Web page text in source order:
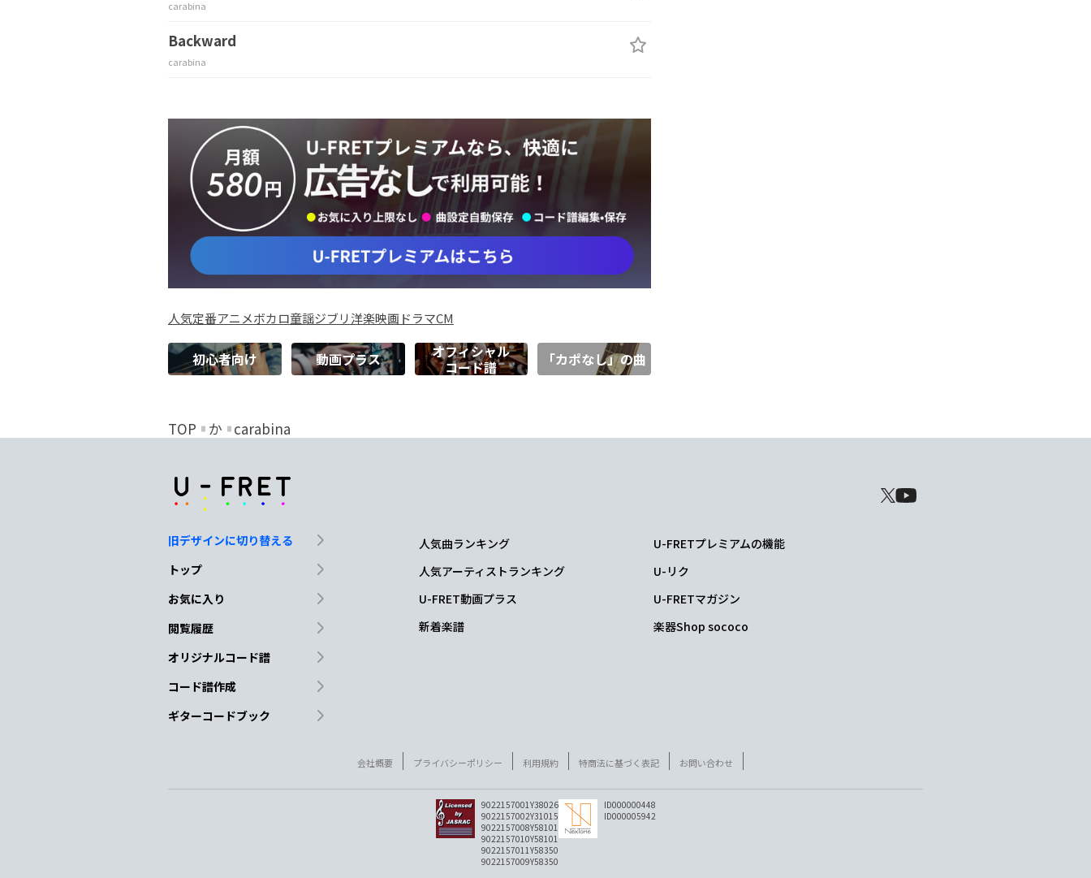
carabina
Backward
carabina
人気定番アニメボカロ童謡ジブリ洋楽映画ドラマCM
初心者向け 動画プラス
オフィシャル
コード譜
「カポなし」の曲
TOP か carabina
旧デザインに切り替える
トップ
お気に入り
閲覧履歴
オリジナルコード譜
コード譜作成
ギターコードブック
人気曲ランキング
人気アーティストランキング
U-FRET動画プラス
新着楽譜
U-FRETプレミアムの機能
U-リク
U-FRETマガジン
楽器Shop sococo
会社概要 プライバシーポリシー 利用規約 特商法に基づく表記 お問い合わせ
9022157001Y38026
9022157002Y31015
9022157008Y58101
9022157010Y58101
9022157011Y58350
9022157009Y58350
ID000000448
ID000005942